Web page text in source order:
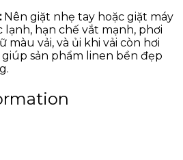
Nên giặt nhẹ tay hoặc giặt máy
lạnh, hạn chế vắt mạnh, phơi
vải, và ủi khi vải còn hơi
sản phẩm linen bền đẹp